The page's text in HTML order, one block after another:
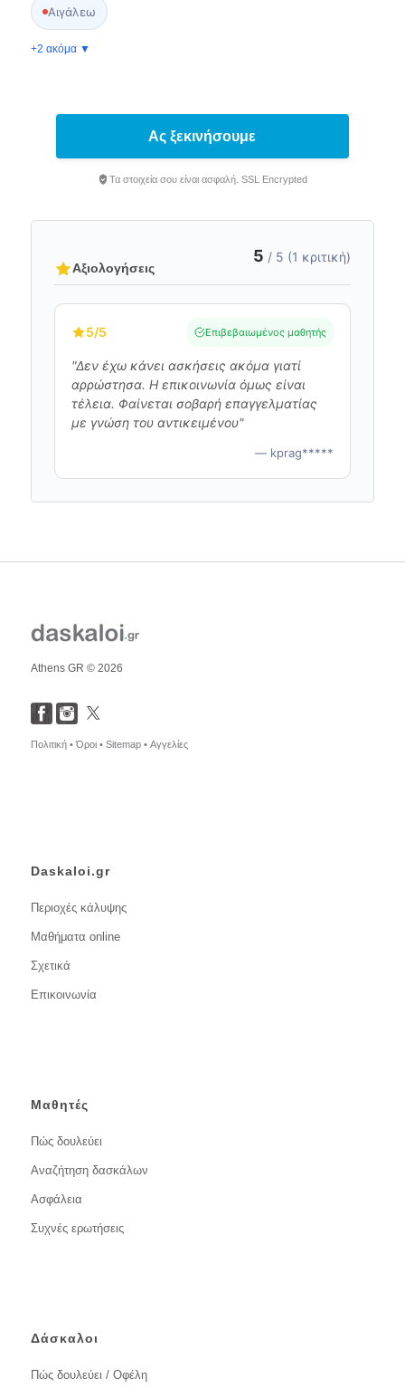
Αιγάλεω
+2 ακόμα ▼
Ας ξεκινήσουμε
Τα στοιχεία σου είναι ασφαλή. SSL Encrypted
Αξιολογήσεις
5 / 5 (1 κριτική)
5/5 Επιβεβαιωμένος μαθητής
"Δεν έχω κάνει ασκήσεις ακόμα γιατί
αρρώστησα. Η επικοινωνία όμως είναι
τέλεια. Φαίνεται σοβαρή επαγγελματίας
με γνώση του αντικειμένου"
— kprag*****
Athens GR © 2026
Πολιτική •Όροι • Sitemap • Αγγελίες
Daskaloi.gr
Περιοχές κάλυψης
Μαθήματα online
Σχετικά
Επικοινωνία
Μαθητές
Πώς δουλεύει
Αναζήτηση δασκάλων
Ασφάλεια
Συχνές ερωτήσεις
Δάσκαλοι
Πώς δουλεύει / Οφέλη